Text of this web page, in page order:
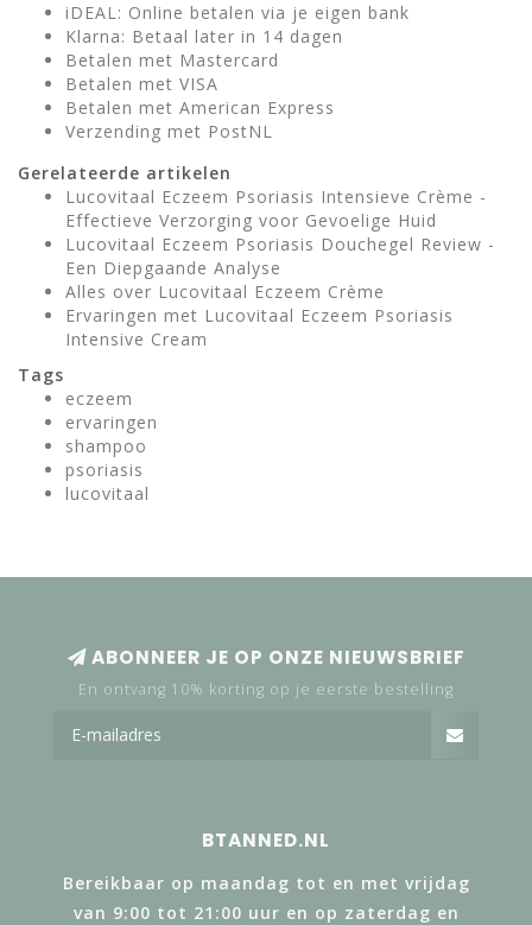
iDEAL: Online betalen via je eigen bank
Klarna: Betaal later in 14 dagen
Betalen met Mastercard
Betalen met VISA
Betalen met American Express
Verzending met PostNL
Gerelateerde artikelen
Lucovitaal Eczeem Psoriasis Intensieve Crème -
Effectieve Verzorging voor Gevoelige Huid
Lucovitaal Eczeem Psoriasis Douchegel Review -
Een Diepgaande Analyse
Alles over Lucovitaal Eczeem Crème
Ervaringen met Lucovitaal Eczeem Psoriasis
Intensive Cream
Tags
eczeem
ervaringen
shampoo
psoriasis
lucovitaal
ABONNEER JE OP ONZE NIEUWSBRIEF
En ontvang 10% korting op je eerste bestelling
BTANNED.NL
Bereikbaar op maandag tot en met vrijdag
van 9:00 tot 21:00 uur en op zaterdag en